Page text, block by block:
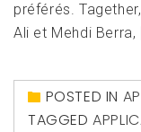
préférés.
Ali et Mehdi Berra,
POSTED IN
TAGGED